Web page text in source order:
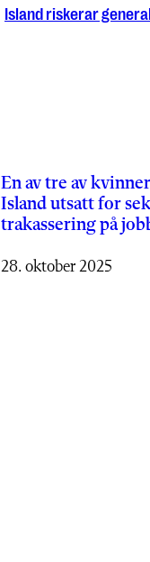
Island riskerar
En av tre av
Island utsatt for
trakassering på
28. oktober 2025